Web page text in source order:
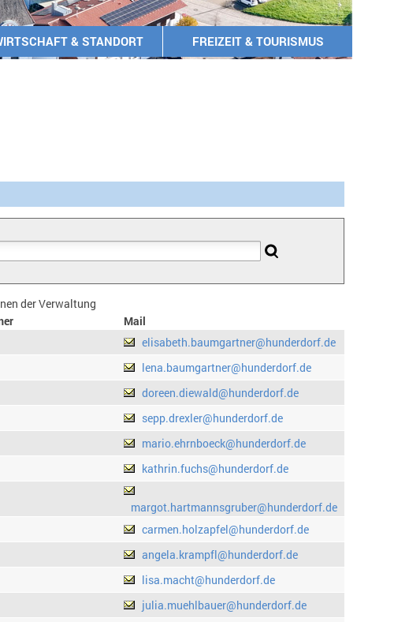
& STANDORT FREIZEIT & TOURISMUS
der Verwaltung
Mail
elisabeth.baumgartner@hunderdorf.de
lena.baumgartner@hunderdorf.de
doreen.diewald@hunderdorf.de
sepp.drexler@hunderdorf.de
mario.ehrnboeck@hunderdorf.de
kathrin.fuchs@hunderdorf.de
margot.hartmannsgruber@hunderdorf.de
carmen.holzapfel@hunderdorf.de
angela.krampfl@hunderdorf.de
lisa.macht@hunderdorf.de
julia.muehlbauer@hunderdorf.de